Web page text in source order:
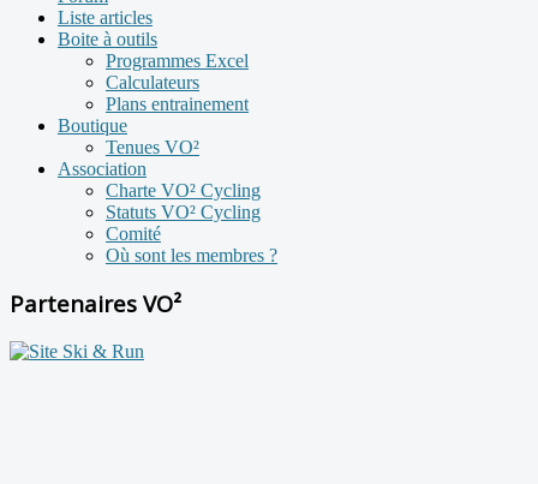
Liste articles
Boite à outils
Programmes Excel
Calculateurs
Plans entrainement
Boutique
Tenues VO²
Association
Charte VO² Cycling
Statuts VO² Cycling
Comité
Où sont les membres ?
Partenaires VO²